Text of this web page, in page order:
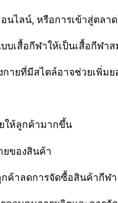
ไลน์, หรือการเข้าสู่ตลา
บเสื้อกีฬาให้เป็นเสื้อกีฬา
ายที่มีสไตล์อาจช่วยเพิ่มย
ให้ลูกค้ามากขึ้น
ยของสินค้า
ค้าลดการจัดซื้อสินค้ากีฬา